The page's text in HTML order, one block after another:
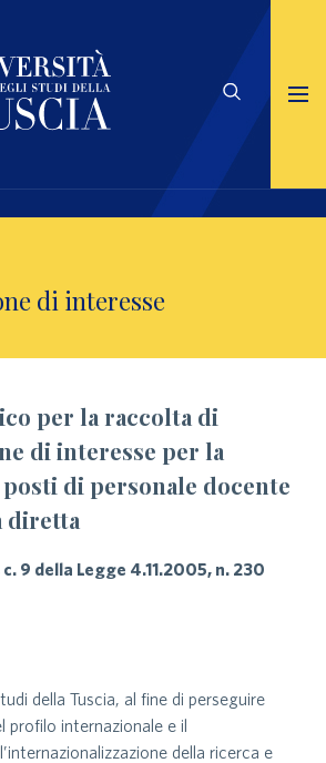
di interesse
per la raccolta di
di interesse per la
di personale docente
diretta
c. 9 della Legge 4.11.2005, n. 230
della Tuscia, al fine di perseguire
profilo internazionale e il
della ricerca e